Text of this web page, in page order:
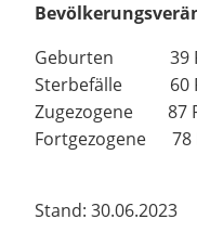
Geburten 39
Sterbefälle 60
Zugezogene 87
Fortgezogene 78
Stand: 30.06.2023